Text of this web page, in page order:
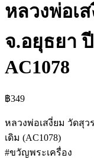
หลวงพ่อเ
จ.อยุธยา
AC1078
฿349
หลวงพ่อเสงี่ยม วัดสุว
เดิม (AC1078)
#ขวัญพระเครื่อง